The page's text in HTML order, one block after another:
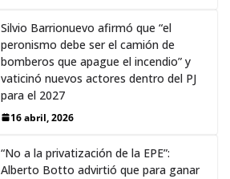
Silvio Barrionuevo afirmó que “el
peronismo debe ser el camión de
bomberos que apague el incendio” y
vaticinó nuevos actores dentro del PJ
para el 2027
16 abril, 2026
“No a la privatización de la EPE”:
Alberto Botto advirtió que para ganar